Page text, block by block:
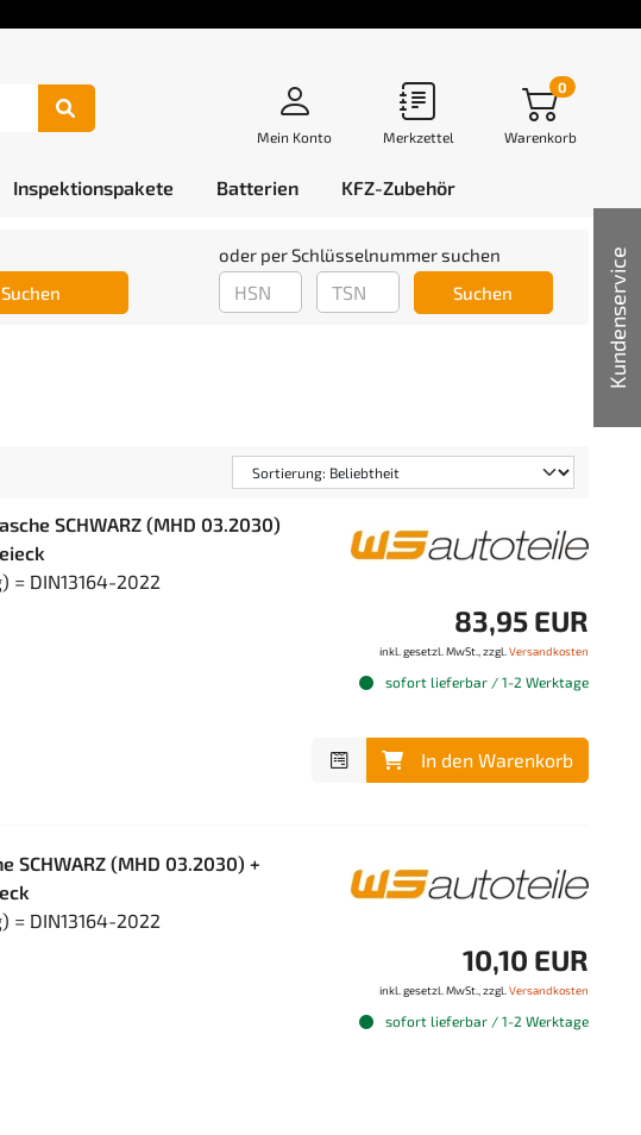
Kundenservice
Mein Konto Merkzettel Warenkorb
0
Inspektionspakete Batterien KFZ-Zubehör
Suchen
oder per Schlüsselnummer suchen
Suchen
SCHWARZ (MHD 03.2030)
= DIN13164-2022
83,95 EUR
inkl. gesetzl. MwSt., zzgl. Versandkosten
sofort lieferbar / 1-2 Werktage
In den Warenkorb
SCHWARZ (MHD 03.2030) +
= DIN13164-2022
10,10 EUR
inkl. gesetzl. MwSt., zzgl. Versandkosten
sofort lieferbar / 1-2 Werktage